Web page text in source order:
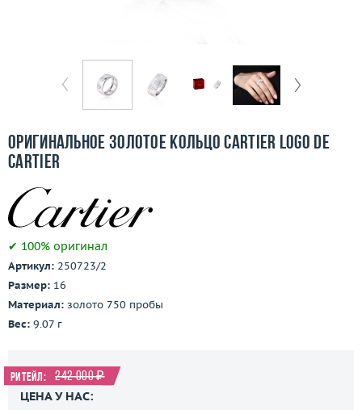
О компании
Контакты
3D-тур по шоуруму
Оригинальное золотое кольцо Cartier Logo de
Cartier
✔ 100% оригинал
Артикул: 250723/2
Размер: 16
Материал: золото 750 пробы
Вес: 9.07 г
Ритейл: 242 000 ₽
ЦЕНА У НАС: